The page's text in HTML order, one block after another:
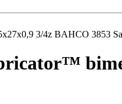
3/4z BAHCO 3853